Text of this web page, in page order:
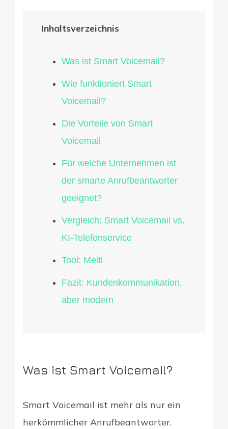
Inhaltsverzeichnis
Was ist Smart Voicemail?
Wie funktioniert Smart
Voicemail?
Die Vorteile von Smart
Voicemail
Für welche Unternehmen ist
der smarte Anrufbeantworter
geeignet?
Vergleich: Smart Voicemail vs.
KI-Telefonservice
Tool: Meiti
Fazit: Kundenkommunikation,
aber modern
Was ist Smart Voicemail?
Smart Voicemail ist mehr als nur ein
herkömmlicher Anrufbeantworter.